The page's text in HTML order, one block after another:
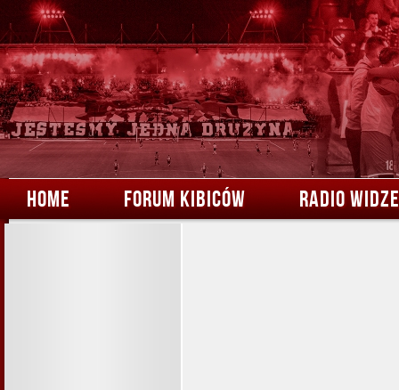
HOME FORUM KIBICÓW RADIO